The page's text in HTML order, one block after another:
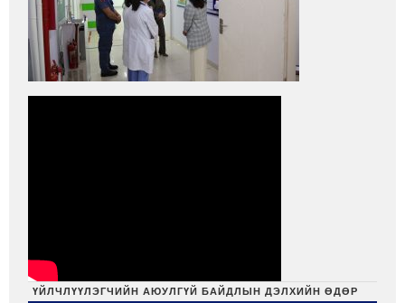
ҮЙЛЧЛҮҮЛЭГЧИЙН АЮУЛГҮЙ БАЙДЛЫН ДЭЛХИЙН ӨДӨР